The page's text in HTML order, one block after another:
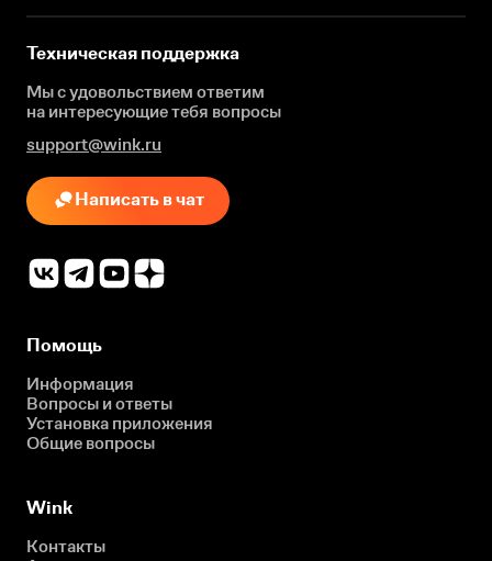
Техническая поддержка
Мы с удовольствием ответим
на интересующиетебя вопросы
support@wink.ru
Написать в чат
Помощь
Информация
Вопросы и ответы
Установка приложения
Общие вопросы
Wink
Контакты